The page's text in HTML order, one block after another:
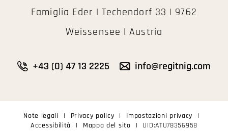
Famiglia Eder | Techendorf 33 | 9762
Weissensee | Austria
+43 (0) 47 13 2225 info@regitnig.com
Note legali | Privacy policy | Impostazioni privacy
|
Accessibilità
| Mappa del sito | UID:ATU78356958